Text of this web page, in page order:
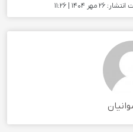
مهر ۱۴۰۴ | 11:26